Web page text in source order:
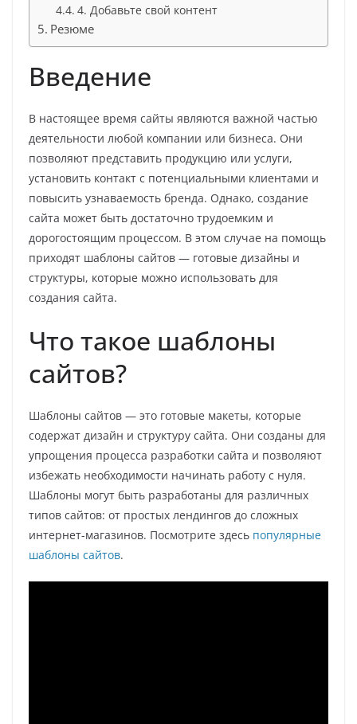
4. Добавьте свой контент
Резюме
Введение
В настоящее время сайты являются важной частью
деятельности любой компании или бизнеса. Они
позволяют представить продукцию или услуги,
установить контакт с потенциальными клиентами и
повысить узнаваемость бренда. Однако, создание
сайта может быть достаточно трудоемким и
дорогостоящим процессом. В этом случае на помощь
приходят шаблоны сайтов — готовые дизайны и
структуры, которые можно использовать для
создания сайта.
Что такое шаблоны
сайтов?
Шаблоны сайтов — это готовые макеты, которые
содержат дизайн и структуру сайта. Они созданы для
упрощения процесса разработки сайта и позволяют
избежать необходимости начинать работу с нуля.
Шаблоны могут быть разработаны для различных
типов сайтов: от простых лендингов до сложных
интернет-магазинов. Посмотрите здесь популярные
шаблоны сайтов.